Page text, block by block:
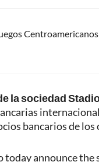
la sociedad
bancarios de los
announce